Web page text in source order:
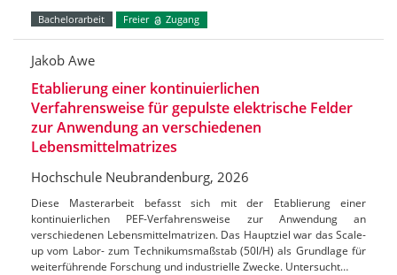
Bachelorarbeit Freier Zugang
Jakob Awe
Etablierung einer kontinuierlichen
Verfahrensweise für gepulste elektrische Felder
zur Anwendung an verschiedenen
Lebensmittelmatrizes
Hochschule Neubrandenburg, 2026
Diese Masterarbeit befasst sich mit der Etablierung einer
kontinuierlichen PEF-Verfahrensweise zur Anwendung an
verschiedenen Lebensmittelmatrizen. Das Hauptziel war das Scale-
up vom Labor- zum Technikumsmaßstab (50l/H) als Grundlage für
weiterführende Forschung und industrielle Zwecke. Untersucht…